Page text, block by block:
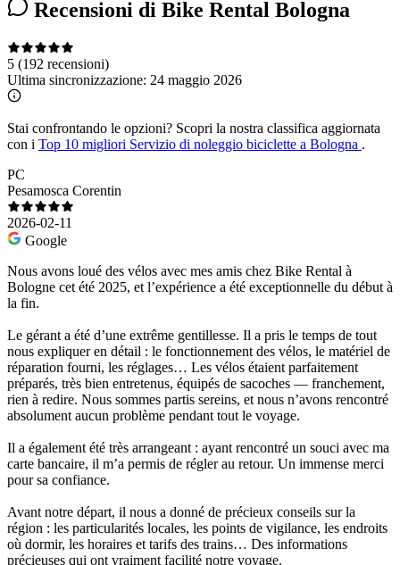
Recensioni di Bike Rental Bologna
5 (192 recensioni)
Ultima sincronizzazione: 24 maggio 2026
Stai confrontando le opzioni? Scopri la nostra classifica aggiornata
con i Top 10 migliori Servizio di noleggio biciclette a Bologna .
PC
Pesamosca Corentin
2026-02-11
Google
Nous avons loué des vélos avec mes amis chez Bike Rental à
Bologne cet été 2025, et l’expérience a été exceptionnelle du début à
la fin.
Le gérant a été d’une extrême gentillesse. Il a pris le temps de tout
nous expliquer en détail : le fonctionnement des vélos, le matériel de
réparation fourni, les réglages… Les vélos étaient parfaitement
préparés, très bien entretenus, équipés de sacoches — franchement,
rien à redire. Nous sommes partis sereins, et nous n’avons rencontré
absolument aucun problème pendant tout le voyage.
Il a également été très arrangeant : ayant rencontré un souci avec ma
carte bancaire, il m’a permis de régler au retour. Un immense merci
pour sa confiance.
Avant notre départ, il nous a donné de précieux conseils sur la
région : les particularités locales, les points de vigilance, les endroits
où dormir, les horaires et tarifs des trains… Des informations
précieuses qui ont vraiment facilité notre voyage.